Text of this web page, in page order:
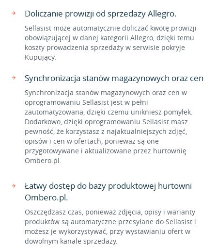
Doliczanie prowizji od sprzedaży Allegro.
Sellasist może automatycznie doliczać kwotę prowizji
obowiązującej w danej kategorii Allegro, dzięki temu
koszty prowadzenia sprzedaży w serwisie pokryje
Kupujący.
Synchronizacja stanów magazynowych oraz cen
Synchronizacja stanów magazynowych oraz cen w
oprogramowaniu Sellasist jest w pełni
zautomatyzowana, dzięki czemu unikniesz pomyłek.
Dodatkowo, dzięki oprogramowaniu Sellasist masz
pewność, że korzystasz z najaktualniejszych zdjęć,
opisów i cen w ofertach, ponieważ są one
przygotowywane i aktualizowane przez hurtownię
Ombero.pl.
Łatwy dostęp do bazy produktowej hurtowni
Ombero.pl.
Oszczędzasz czas, ponieważ zdjęcia, opisy i warianty
produktów są automatyczne przesyłane do Sellasist i
możesz je wykorzystywać, przy wystawianiu ofert w
dowolnym kanale sprzedaży.